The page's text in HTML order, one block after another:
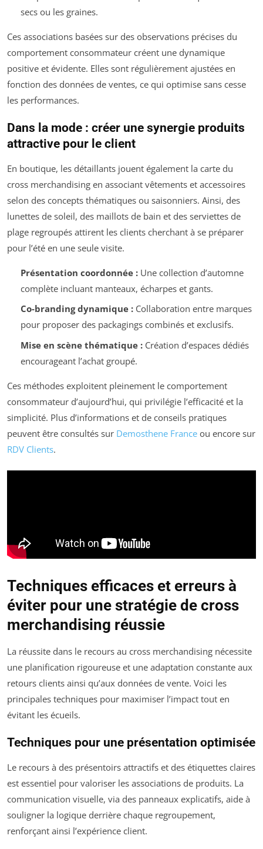
secs ou les graines.
Ces associations basées sur des observations précises du
comportement consommateur créent une dynamique
positive et évidente. Elles sont régulièrement ajustées en
fonction des données de ventes, ce qui optimise sans cesse
les performances.
Dans la mode : créer une synergie produits
attractive pour le client
En boutique, les détaillants jouent également la carte du
cross merchandising en associant vêtements et accessoires
selon des concepts thématiques ou saisonniers. Ainsi, des
lunettes de soleil, des maillots de bain et des serviettes de
plage regroupés attirent les clients cherchant à se préparer
pour l’été en une seule visite.
Présentation coordonnée :Une collection d’automne
complète incluant manteaux, écharpes et gants.
Co-branding dynamique :Collaboration entre marques
pour proposer des packagings combinés et exclusifs.
Mise en scène thématique :Création d’espaces dédiés
encourageant l’achat groupé.
Ces méthodes exploitent pleinement le comportement
consommateur d’aujourd’hui, qui privilégie l’efficacité et la
simplicité. Plus d’informations et de conseils pratiques
peuvent être consultés sur Demosthene France ou encore sur
RDV Clients.
Techniques efficaces et erreurs à
éviter pour une stratégie de cross
merchandising réussie
La réussite dans le recours au cross merchandising nécessite
une planification rigoureuse et une adaptation constante aux
retours clients ainsi qu’aux données de vente. Voici les
principales techniques pour maximiser l’impact tout en
évitant les écueils.
Techniques pour une présentation optimisée
Le recours à des présentoirs attractifs et des étiquettes claires
est essentiel pour valoriser les associations de produits. La
communication visuelle, via des panneaux explicatifs, aide à
souligner la logique derrière chaque regroupement,
renforçant ainsi l’expérience client.